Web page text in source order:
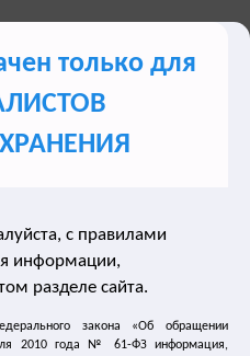
гиперактивного
сайта
только для
с правилами
информации,
разделе сайта.
закона «Об обращении
2010 года № 61-ФЗ информация,